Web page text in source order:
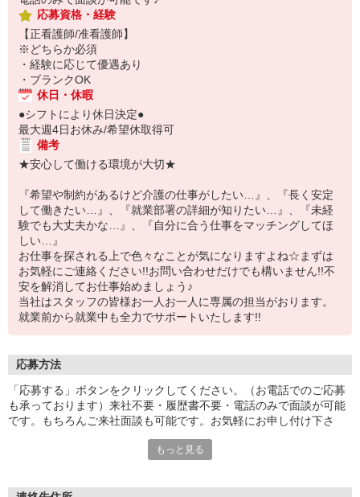
応募資格・経験
【正看護師/准看護師】
※どちらか必須
・経験に応じて優遇あり
・ブランクOK
休日・休暇
●シフトにより休日決定●
最大週4日お休み/希望休取得可
備考
★安心して働ける環境が大切★
『希望や制約があるけど介護の仕事がしたい…』、『長く安定
して働きたい…』、『就業部署の詳細が知りたい…』、『未経
験でも大丈夫かな…』、『自分に合う仕事をマッチングしてほ
しい…』
お仕事を探される上で色々なことが気になりますよね☆まずは
お気軽にご連絡ください!!お問い合わせだけでも構いません!!不
安を解消してお仕事始めましょう♪
当社はスタッフの皆様お一人お一人に専属の担当がおります。
就業前から就業中も全力でサポートいたします!!
応募方法
「応募する」ボタンをクリックしてください。（お電話でのご応募
も承っております）来社不要・履歴書不要・電話のみで面談が可能
です。もちろんご来社面談も可能です。お気軽にお申し付け下さ
もっと見る